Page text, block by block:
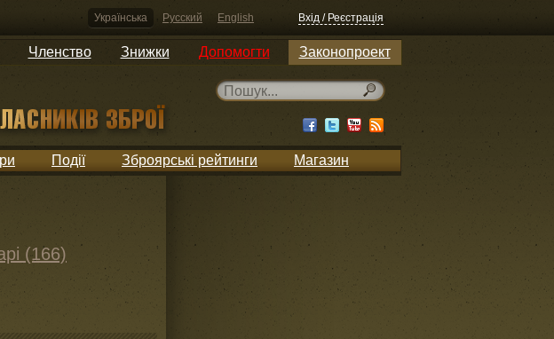
Українська Русский English Вхід / Реєстрація
Членство Знижки Допомогти Законопроект
Події Зброярські рейтинги Магазин
(166)